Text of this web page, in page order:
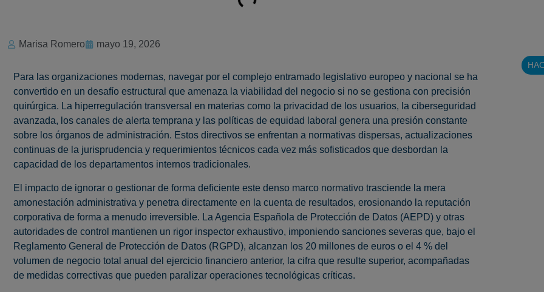
Marisa Romero mayo 19, 2026
Para las organizaciones modernas, navegar por el complejo entramado legislativo europeo y nacional se ha
convertido en un desafío estructural que amenaza la viabilidad del negocio si no se gestiona con precisión
quirúrgica. La hiperregulación transversal en materias como la privacidad de los usuarios, la ciberseguridad
avanzada, los canales de alerta temprana y las políticas de equidad laboral genera una presión constante
sobre los órganos de administración. Estos directivos se enfrentan a normativas dispersas, actualizaciones
continuas de la jurisprudencia y requerimientos técnicos cada vez más sofisticados que desbordan la
capacidad de los departamentos internos tradicionales.
El impacto de ignorar o gestionar de forma deficiente este denso marco normativo trasciende la mera
amonestación administrativa y penetra directamente en la cuenta de resultados, erosionando la reputación
corporativa de forma a menudo irreversible. La Agencia Española de Protección de Datos (AEPD) y otras
autoridades de control mantienen un rigor inspector exhaustivo, imponiendo sanciones severas que, bajo el
Reglamento General de Protección de Datos (RGPD), alcanzan los 20 millones de euros o el 4 % del
volumen de negocio total anual del ejercicio financiero anterior, la cifra que resulte superior, acompañadas
de medidas correctivas que pueden paralizar operaciones tecnológicas críticas.